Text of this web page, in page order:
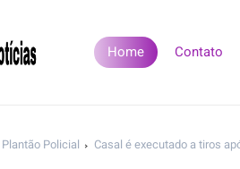
Home Contato
Plantão Policial Casal é executado a tiros